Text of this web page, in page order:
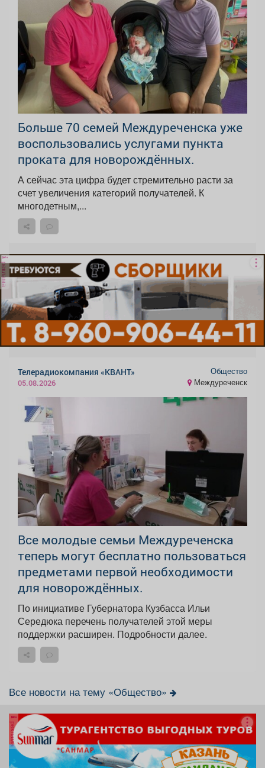
Больше 70 семей Междуреченска уже
воспользовались услугами пункта
проката для новорождённых.
А сейчас эта цифра будет стремительно расти за
счет увеличения категорий получателей. К
многодетным,...
реклама
Телерадиокомпания «КВАНТ»
05.08.2026
Общество
Междуреченск
Все молодые семьи Междуреченска
теперь могут бесплатно пользоваться
предметами первой необходимости
для новорождённых.
По инициативе Губернатора Кузбасса Ильи
Середюка перечень получателей этой меры
поддержки расширен. Подробности далее.
Все новости на тему «Общество»
реклама